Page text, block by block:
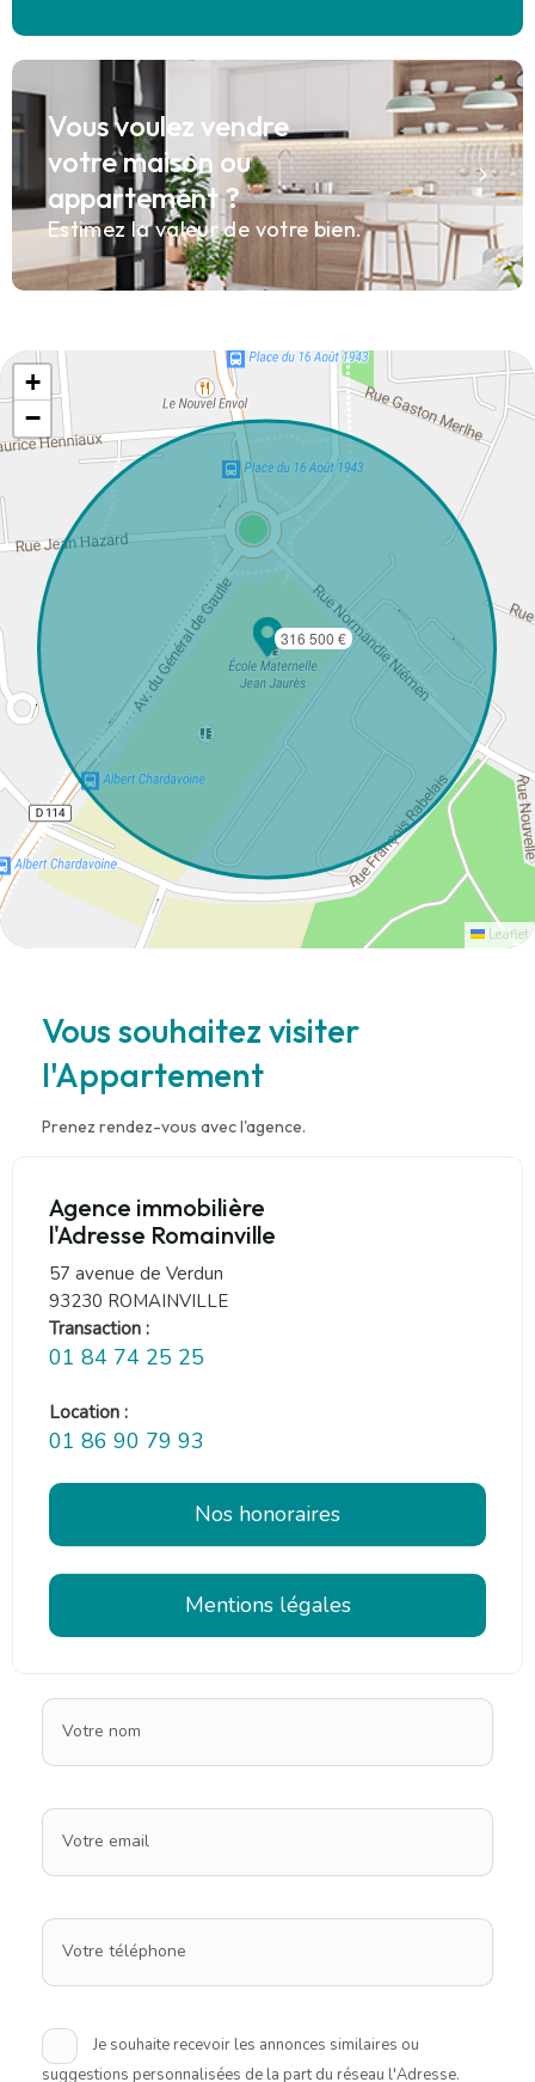
Vous voulez vendre
votre maison ou
appartement ?
Estimez la valeur de votre bien.
316 500 €
+
−
Leaflet
Vous souhaitez visiter
l'Appartement
Prenez rendez-vous avec l'agence.
Agence immobilière
l'Adresse Romainville
57 avenue de Verdun
93230 ROMAINVILLE
Transaction :
01 84 74 25 25
Location :
01 86 90 79 93
Nos honoraires
Mentions légales
Votre nom
Votre email
Votre téléphone
Je souhaite recevoir les annonces similaires ou
suggestions personnalisées de la part du réseau l'Adresse.